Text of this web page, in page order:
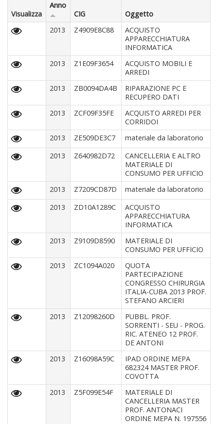
Visualizza
Anno
CIG
Oggetto
2013
Z4909E8C88
ACQUISTO
APPARECCHIATURA
INFORMATICA
2013
Z1E09F3654
ACQUISTO MOBILI E
ARREDI
2013
ZB0094DA4B
RIPARAZIONE PC E
RECUPERO DATI
2013
ZCF09F35FE
ACQUISTO ARREDI PER
CORRIDOI
2013
ZE509DE3C7
materiale da laboratorio
2013
Z640982D72
CANCELLERIA E ALTRO
MATERIALE DI
CONSUMO PER UFFICIO
2013
Z7209CD87D
materiale da laboratorio
2013
ZD10A1289C
ACQUISTO
APPARECCHIATURA
INFORMATICA
2013
Z9109D8590
MATERIALE DI
CONSUMO PER UFFICIO
2013
ZC1094A020
QUOTA
PARTECIPAZIONE
CONGRESSO CHIRURGIA
ITALIA-CUBA 2013 PROF.
STEFANO ARCIERI
2013
Z12098260D
PUBBL. PROF.
SORRENTI - SEU - PROG.
RIC. ATENEO 12 PROF.
DE ANTONI
2013
Z16098A59C
IPAD ORDINE MEPA
682324 MASTER PROF.
COVOTTA
2013
Z5F099E54F
MATERIALE DI
CANCELLERIA MASTER
PROF. ANTONACI
ORDINE MEPA N. 197556